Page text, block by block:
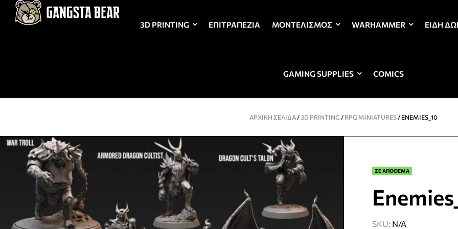
3D PRINTING ΕΠΙΤΡΑΠΈΖΙΑ ΜΟΝΤΕΛΙΣΜΌΣ WARHAMMER ΕΊΔΗ
GAMING SUPPLIES COMICS
ΑΡΧΙΚΉ ΣΕΛΊΔΑ/3D PRINTING / RPG MINIATURES/ ENEMIES_10
ΣΕ ΑΠΟΘΕΜΑ
SKU: N/A